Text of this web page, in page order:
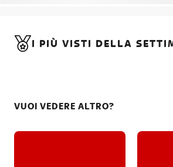
I PIÙ VISTI DELLA
VUOI VEDERE ALTRO?